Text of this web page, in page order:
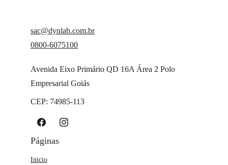
sac@dynlab.com.br
0800-6075100
Avenida Eixo Primário QD 16A Área 2 Polo
Empresarial Goiás
CEP: 74985-113
Páginas
Inicio